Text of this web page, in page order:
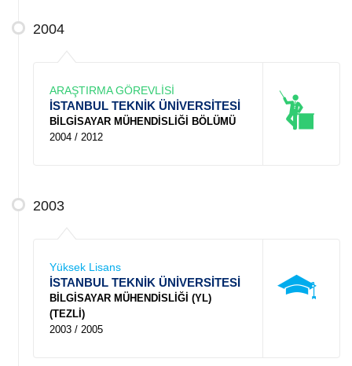
2004
ARAŞTIRMA GÖREVLİSİ
İSTANBUL TEKNİK ÜNİVERSİTESİ
BİLGİSAYAR MÜHENDİSLİĞİ BÖLÜMÜ
2004 / 2012
2003
Yüksek Lisans
İSTANBUL TEKNİK ÜNİVERSİTESİ
BİLGİSAYAR MÜHENDİSLİĞİ (YL)
(TEZLİ)
2003 / 2005